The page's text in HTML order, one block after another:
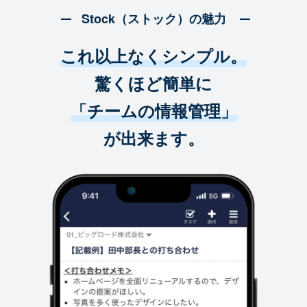
Stock（ストック）の魅力
これ以上なくシンプル。
驚くほど簡単に
「チームの情報管理」
が出来ます。